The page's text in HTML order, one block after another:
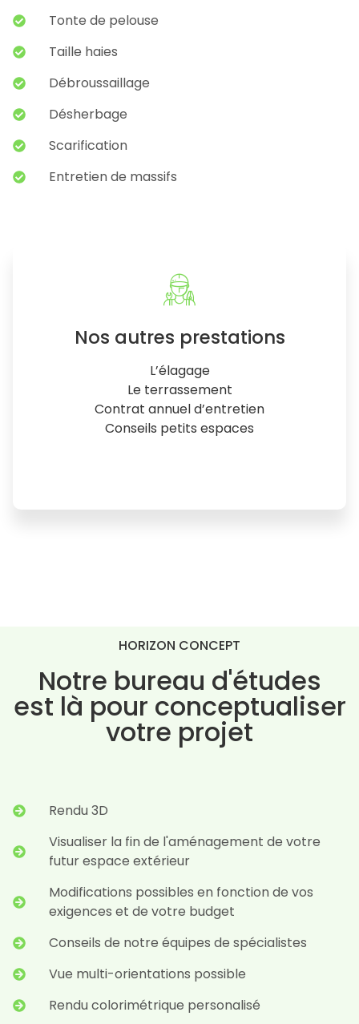
Tonte de pelouse
Taille haies
Débroussaillage
Désherbage
Scarification
Entretien de massifs
Nos autres prestations
L’élagage
Le terrassement
Contrat annuel d’entretien
Conseils petits espaces
HORIZON CONCEPT
Notre bureau d'études
est là pour conceptualiser
votre projet
Rendu 3D
Visualiser la fin de l'aménagement de votre
futur espace extérieur
Modifications possibles en fonction de vos
exigences et de votre budget
Conseils de notre équipes de spécialistes
Vue multi-orientations possible
Rendu colorimétrique personalisé